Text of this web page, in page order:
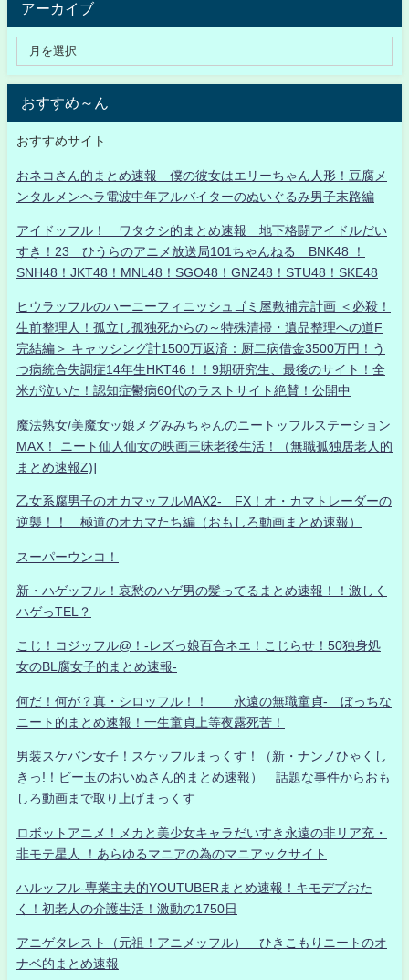
アーカイブ
おすすめ～ん
おすすめサイト
おネコさん的まとめ速報 僕の彼女はエリーちゃん人形！豆腐メ
ンタルメンヘラ電波中年アルバイターのぬいぐるみ男子末路編
アイドッフル！ ワタクシ的まとめ速報 地下格闘アイドルだい
すき！23 ひうらのアニメ放送局101ちゃんねる BNK48 ！
SNH48！JKT48！MNL48！SGO48！GNZ48！STU48！SKE48
ヒウラッフルのハーニーフィニッシュゴミ屋敷補完計画 ＜必殺！
生前整理人！孤立し孤独死からの～特殊清掃・遺品整理への道F
完結編＞ キャッシング計1500万返済：厨二病借金3500万円！う
つ病統合失調症14年生HKT46！！9期研究生、最後のサイト！全
米が泣いた！認知症鬱病60代のラストサイト絶賛！公開中
魔法熟女/美魔女ッ娘メグみみちゃんのニートッフルステーション
MAX！ ニート仙人仙女の映画三昧老後生活！（無職孤独居老人的
まとめ速報Z)]
乙女系腐男子のオカマッフルMAX2- FX！オ・カマトレーダーの
逆襲！！ 極道のオカマたち編（おもしろ動画まとめ速報）
スーパーウンコ！
新・ハゲッフル！哀愁のハゲ男の髪ってるまとめ速報！！激しく
ハゲっTEL？
こじ！コジッフル@！-レズっ娘百合ネエ！こじらせ！50独身処
女のBL腐女子的まとめ速報-
何だ！何が？真・シロッフル！！ 永遠の無職童貞- ぼっちな
ニート的まとめ速報！一生童貞上等夜露死苦！
男装スケバン女子！スケッフルまっくす！（新・ナンノひゃくし
きっ!！ビー玉のおいぬさん的まとめ速報） 話題な事件からおも
しろ動画まで取り上げまっくす
ロボットアニメ！メカと美少女キャラだいすき永遠の非リア充・
非モテ星人 ！あらゆるマニアの為のマニアックサイト
ハルッフル-専業主夫的YOUTUBERまとめ速報！キモデブおた
く！初老人の介護生活！激動の1750日
アニゲタレスト（元祖！アニメッフル） ひきこもりニートのオ
ナベ的まとめ速報